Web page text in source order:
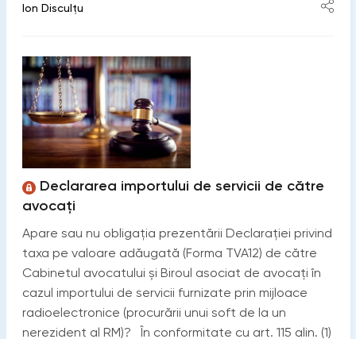
Ion Disculțu
Declararea importului de servicii de către
avocați
Apare sau nu obligația prezentării Declarației privind
taxa pe valoare adăugată (Forma TVA12) de către
Cabinetul avocatului și Biroul asociat de avocați în
cazul importului de servicii furnizate prin mijloace
radioelectronice (procurării unui soft de la un
nerezident al RM)? În conformitate cu art. 115 alin. (1)